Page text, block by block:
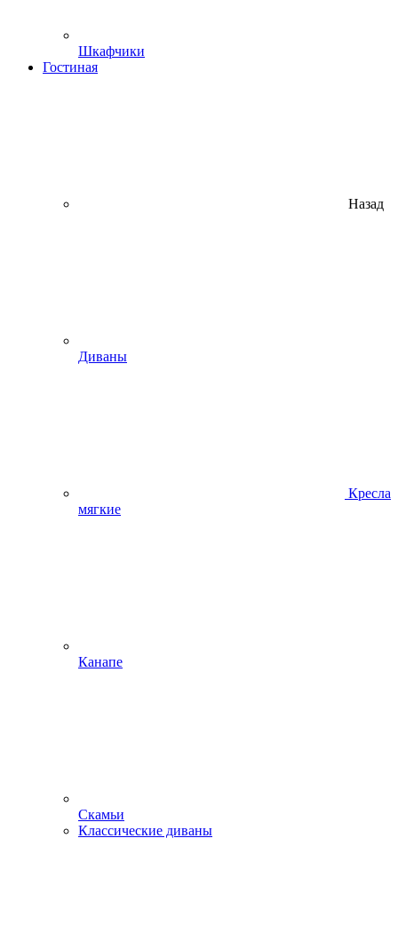
Шкафчики
Гостиная
Назад
Диваны
Кресла
мягкие
Канапе
Скамьи
Классические диваны